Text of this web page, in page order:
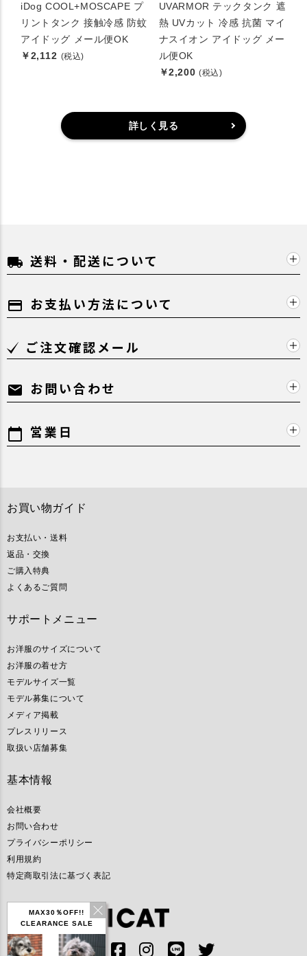
MAX30％OFF!!
CLEARANCE SALE
iDog COOL+MOSCAPE プ
リントタンク 接触冷感 防蚊
アイドッグ メール便OK
￥2,112 (税込)
UVARMOR テックタンク 遮
熱 UVカット 冷感 抗菌 マイ
ナスイオン アイドッグ メー
ル便OK
￥2,200 (税込)
詳しく見る
local_shipping 送料・配送について
payment お支払い方法について
ご注文確認メール
mail お問い合わせ
calendar_today 営業日
お買い物ガイド
お支払い・送料
返品・交換
ご購入特典
よくあるご質問
サポートメニュー
お洋服のサイズについて
お洋服の着せ方
モデルサイズ一覧
モデル募集について
メディア掲載
プレスリリース
取扱い店舗募集
基本情報
会社概要
お問い合わせ
プライバシーポリシー
利用規約
特定商取引法に基づく表記